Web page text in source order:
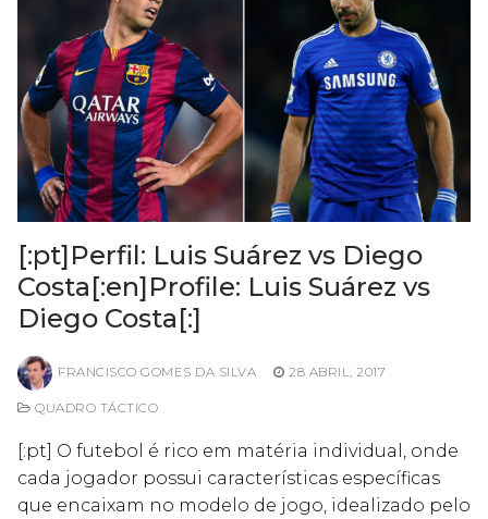
[:pt]Perfil: Luis Suárez vs Diego
Costa[:en]Profile: Luis Suárez vs
Diego Costa[:]
FRANCISCO GOMES DA SILVA 28 ABRIL, 2017
QUADRO TÁCTICO
[:pt] O futebol é rico em matéria individual, onde
cada jogador possui características específicas
que encaixam no modelo de jogo, idealizado pelo